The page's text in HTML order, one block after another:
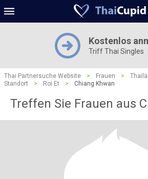
Kostenlos
Triff Thai Singles
Thai Partnersuche Website > Frauen >
Standort
> Roi Et > Chiang Khwan
Treffen Sie Frauen aus